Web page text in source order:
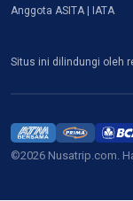
Anggota ASITA | IATA
Situs ini dilindungi oleh
©2026 Nusatrip.com.